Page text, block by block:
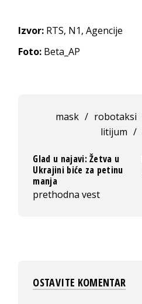
Izvor: RTS, N1, Agencije
Foto: Beta_AP
mask / robotaksi
litijum /
Glad u najavi: Žetva u
Ukrajini biće za petinu
manja
prethodna vest
OSTAVITE KOMENTAR